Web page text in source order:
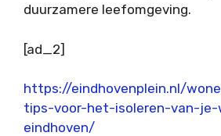
duurzamere leefomgeving.
[ad_2]
https://eindhovenplein.nl/
tips-voor-het-isoleren-van-je-
eindhoven/